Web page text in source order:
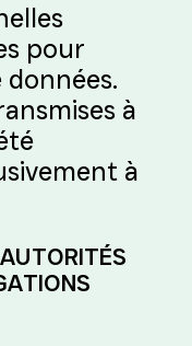
pour
à
à